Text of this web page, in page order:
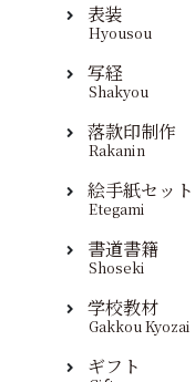
表装
Hyousou
写経
Shakyou
落款印制作
Rakanin
絵手紙セット
Etegami
書道書籍
Shoseki
学校教材
Gakkou Kyozai
ギフト